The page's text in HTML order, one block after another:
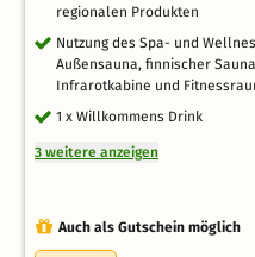
regionalen Produkten
Nutzung des Spa- und
Außensauna, finnischer
Infrarotkabine und
1 x Willkommens Drink
3 weitere anzeigen
Auch als Gutschein möglich